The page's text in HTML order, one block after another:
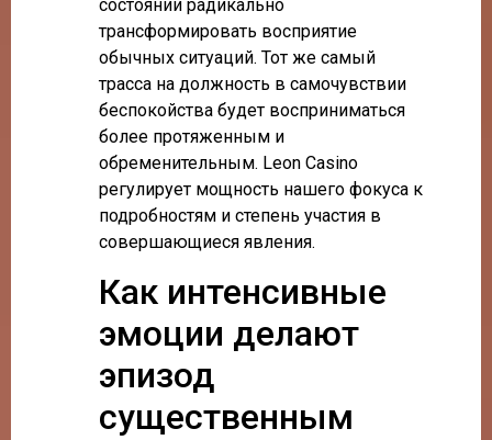
состоянии радикально
трансформировать восприятие
обычных ситуаций. Тот же самый
трасса на должность в самочувствии
беспокойства будет восприниматься
более протяженным и
обременительным. Leon Casino
регулирует мощность нашего фокуса к
подробностям и степень участия в
совершающиеся явления.
Как интенсивные
эмоции делают
эпизод
существенным